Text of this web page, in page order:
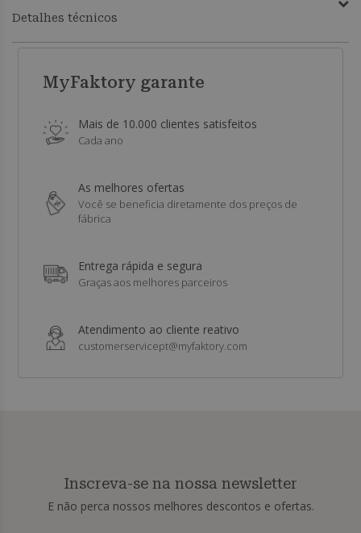
Detalhes técnicos
MyFaktory garante
Mais de 10.000 clientes satisfeitos
Cada ano
As melhores ofertas
Você se beneficia diretamente dos preços de
fábrica
Entrega rápida e segura
Graças aos melhores parceiros
Atendimento ao cliente reativo
customerservicept@myfaktory.com
Inscreva-se na nossa newsletter
E não perca nossos melhores descontos e ofertas.